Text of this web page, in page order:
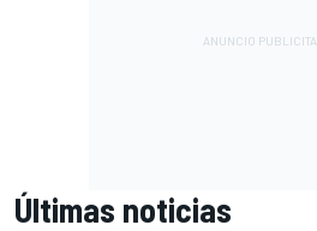
Últimas noticias